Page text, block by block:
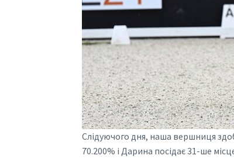
Слідуючого дня, наша вершниця
70.200% і Дарина посідає 31-ше